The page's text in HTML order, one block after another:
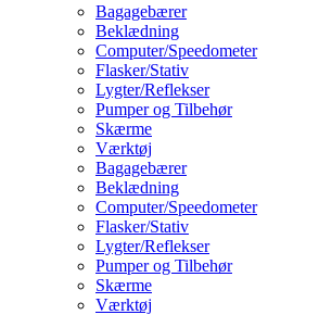
Bagagebærer
Beklædning
Computer/Speedometer
Flasker/Stativ
Lygter/Reflekser
Pumper og Tilbehør
Skærme
Værktøj
Bagagebærer
Beklædning
Computer/Speedometer
Flasker/Stativ
Lygter/Reflekser
Pumper og Tilbehør
Skærme
Værktøj